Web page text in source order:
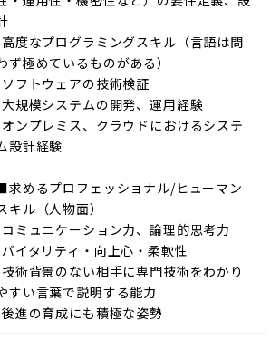
度なプログラミングスキル（言語は問
ず極めているものがある）
フトウェアの技術検証
規模システムの開発、運用経験
ンプレミス、クラウドにおけるシステ
設計経験
求めるプロフェッショナル/ヒューマン
キル（人物面）
ミュニケーション力、論理的思考力
イタリティ・向上心・柔軟性
術背景のない相手に専門技術をわかり
すい言葉で説明する能力
進の育成にも積極な姿勢